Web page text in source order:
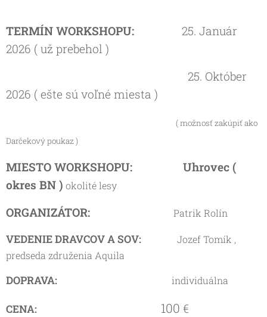
TERMÍN WORKSHOPU: 25. Január
2026 ( už prebehol )
25. Október
2026 ( ešte sú voľné miesta )
( možnosť zakúpiť ako
Darčekový poukaz )
MIESTO WORKSHOPU: Uhrovec (
okres BN ) okolité lesy
ORGANIZÁTOR: Patrik Rolín
VEDENIE DRAVCOV A SOV:
Jozef Tomík ,
predseda združenia Aquila
DOPRAVA: individuálna
CENA: 100 €